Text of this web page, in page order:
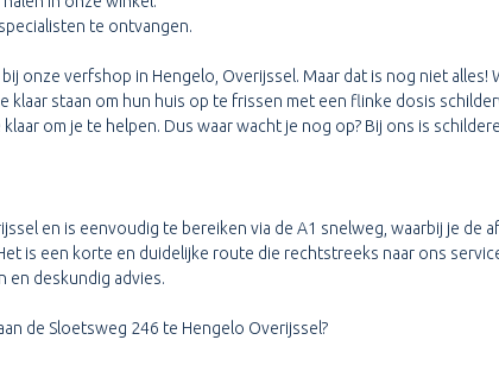
te ontvangen.
onze verfshop in Hengelo, Overijssel. Maar dat is nog niet
klaar staan om hun huis op te frissen met een flinke dosis
om je te helpen. Dus waar wacht je nog op? Bij ons is
en is eenvoudig te bereiken via de A1 snelweg, waarbij je de
is een korte en duidelijke route die rechtstreeks naar ons
en deskundig advies.
de Sloetsweg 246 te Hengelo Overijssel?